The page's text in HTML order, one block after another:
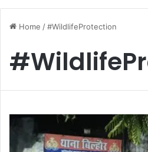
Home /#WildlifeProtection